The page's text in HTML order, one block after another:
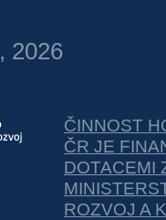
, 2026
ČINNOST
ČR JE
DOTACEMI
ROZVOJ A